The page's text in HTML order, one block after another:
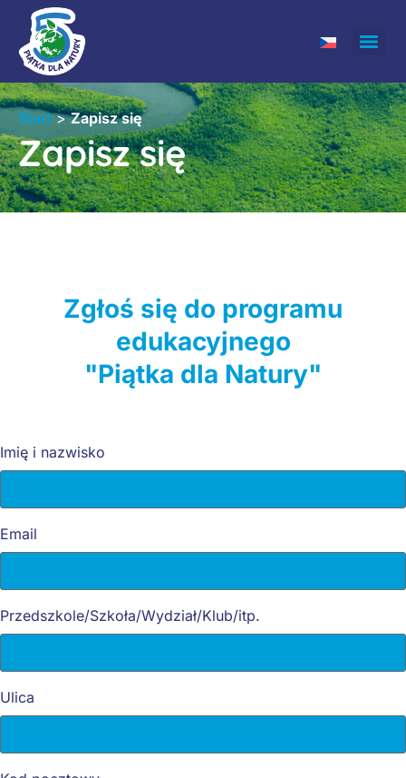
Start>Zapisz się
Zapisz się
Zgłoś się do programu
edukacyjnego
"Piątka dla Natury"
Imię i nazwisko
Email
Przedszkole/Szkoła/Wydział/Klub/itp.
Ulica